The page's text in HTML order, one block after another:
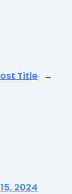
Title →
2024